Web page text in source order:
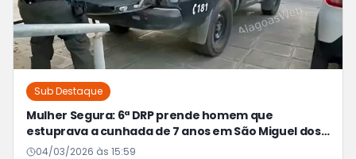
Sub Destaque
Mulher Segura: 6ª DRP prende homem que
estuprava a cunhada de 7 anos em São Miguel dos
Campos
04/03/2026 às 15:59